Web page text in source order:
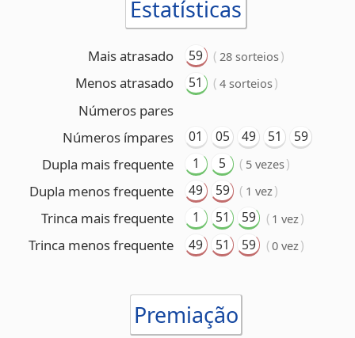
Números ímpares
01 05 49 51
Dupla menos frequente 49 59 ( 1 vez)
Trinca mais frequente 1 51 59 (1 vez)
Trinca menos frequente 49
Premiação
5 acertos +
MegaBall
Nenhum ganhador
Um ganhador
(US$ 10.000,00)